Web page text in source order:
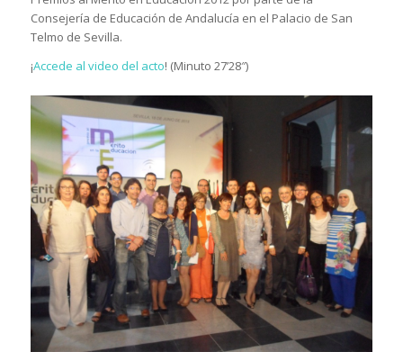
Consejería de Educación de Andalucía en el Palacio de San
Telmo de Sevilla.
¡Accede al video del acto! (Minuto 27’28″)